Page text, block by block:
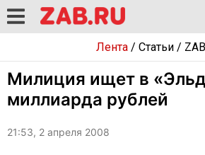
Лента/ Статьи/
Милиция ищет в
миллиарда рублей
21:53, 2 апреля 2008